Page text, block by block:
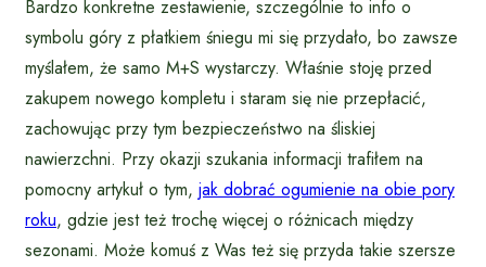
Bardzo konkretne zestawienie, szczególnie to info o
symbolu góry z płatkiem śniegu mi się przydało, bo zawsze
myślałem, że samo M+S wystarczy. Właśnie stoję przed
zakupem nowego kompletu i staram się nie przepłacić,
zachowując przy tym bezpieczeństwo na śliskiej
nawierzchni. Przy okazji szukania informacji trafiłem na
pomocny artykuł o tym, jak dobrać ogumienie na obie pory
roku, gdzie jest też trochę więcej o różnicach między
sezonami. Może komuś z Was też się przyda takie szersze